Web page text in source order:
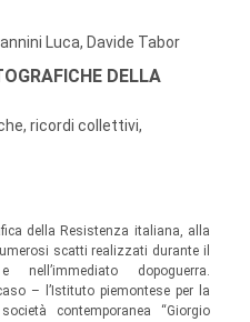
Luca, Davide Tabor
DELLA
ricordi collettivi,
della Resistenza italiana, alla
scatti realizzati durante il
dopoguerra.
– l’Istituto piemontese per la
contemporanea “Giorgio